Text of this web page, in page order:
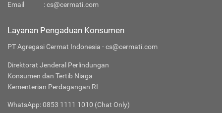
Email
:cs@cermati.com
Layanan Pengaduan Konsumen
PT Agregasi Cermat Indonesia - cs@cermati.com
Direktorat Jenderal Perlindungan
Konsumen dan Tertib Niaga
Kementerian Perdagangan RI
WhatsApp: 0853 1111 1010 (Chat Only)